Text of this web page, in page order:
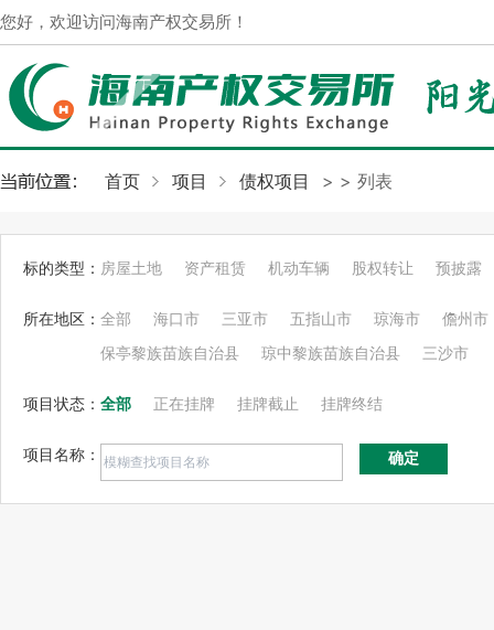
您好，欢迎访问海南产权交易所！
首页 项目 >
债权项目 > 列表
标的类型： 房屋土地 资产租赁 机动车辆 股权转让 预披露
所在地区： 全部 海口市 三亚市 五指山市 琼海市 儋州市
保亭黎族苗族自治县 琼中黎族苗族自治县 三沙市
项目状态： 全部 正在挂牌 挂牌截止 挂牌终结
项目名称： 确定